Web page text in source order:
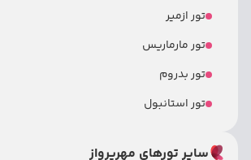
تور ازمیر
تور مارماریس
تور بدروم
تور استانبول
سایر تورهای مهرپرواز